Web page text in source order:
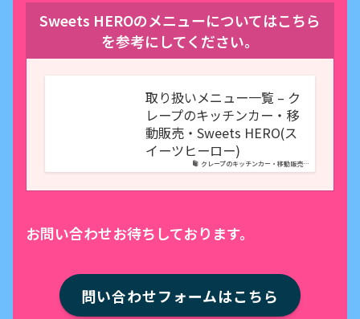
Sweets HEROのメニューについてはこちら
を参考にしてください。
クレープのキッチンカー・移動販売…
取り扱いメニュー一覧 – ク
レープのキッチンカー・移
動販売・Sweets HERO(ス
イーツヒーロー)
お問い合わせお待ちしております。
問い合わせフォームはこちら